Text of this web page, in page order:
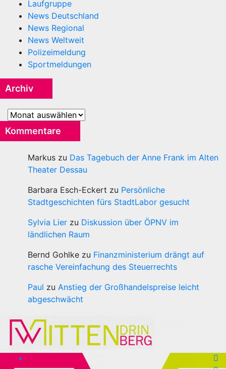
Laufgruppe
News Deutschland
News Regional
News Weltweit
Polizeimeldung
Sportmeldungen
Archiv
Archiv
Kommentare
Markus zu Das Tagebuch der Anne Frank im Alten
Theater Dessau
Barbara Esch-Eckert zu Persönliche
Stadtgeschichten fürs StadtLabor gesucht
Sylvia Lier zu Diskussion über ÖPNV im
ländlichen Raum
Bernd Gohlke zu Finanzministerium drängt auf
rasche Vereinfachung des Steuerrechts
Paul zu Anstieg der Großhandelspreise leicht
abgeschwächt